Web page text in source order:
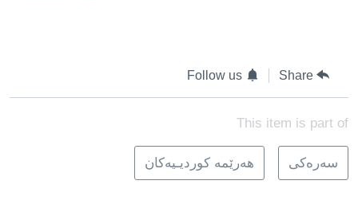
Share
Follow us
This item is part of
سه‌ره‌کی هه‌رێمه‌ کوردیـیه‌کان